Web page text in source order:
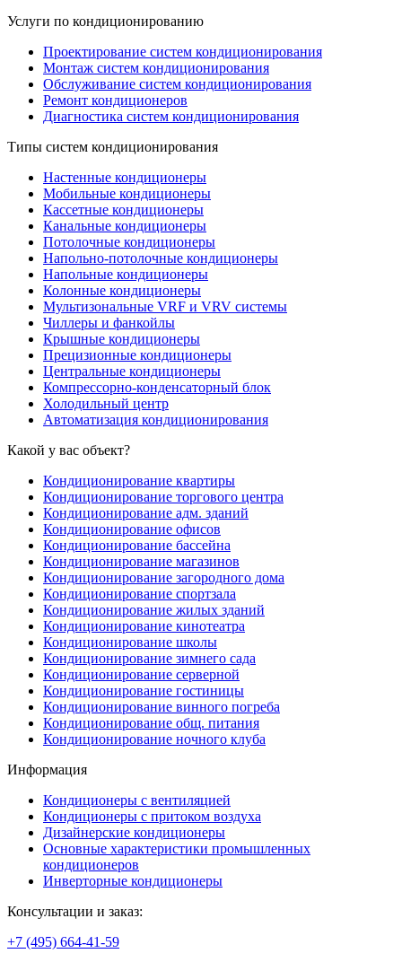
Услуги по кондиционированию
Проектирование систем кондиционирования
Монтаж систем кондиционирования
Обслуживание систем кондиционирования
Ремонт кондиционеров
Диагностика систем кондиционирования
Типы систем кондиционирования
Настенные кондиционеры
Мобильные кондиционеры
Кассетные кондиционеры
Канальные кондиционеры
Потолочные кондиционеры
Напольно-потолочные кондиционеры
Напольные кондиционеры
Колонные кондиционеры
Мультизональные VRF и VRV системы
Чиллеры и фанкойлы
Крышные кондиционеры
Прецизионные кондиционеры
Центральные кондиционеры
Компрессорно-конденсаторный блок
Холодильный центр
Автоматизация кондиционирования
Какой у вас объект?
Кондиционирование квартиры
Кондиционирование торгового центра
Кондиционирование адм. зданий
Кондиционирование офисов
Кондиционирование бассейна
Кондиционирование магазинов
Кондиционирование загородного дома
Кондиционирование спортзала
Кондиционирование жилых зданий
Кондиционирование кинотеатра
Кондиционирование школы
Кондиционирование зимнего сада
Кондиционирование серверной
Кондиционирование гостиницы
Кондиционирование винного погреба
Кондиционирование общ. питания
Кондиционирование ночного клуба
Информация
Кондиционеры с вентиляцией
Кондиционеры с притоком воздуха
Дизайнерские кондиционеры
Основные характеристики промышленных
кондиционеров
Инверторные кондиционеры
Консультации и заказ:
+7 (495) 664-41-59